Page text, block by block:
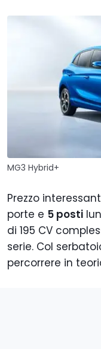
MG3 Hybrid+
Prezzo
porte e 5 posti
di 195 CV
serie. Col
percorrere in